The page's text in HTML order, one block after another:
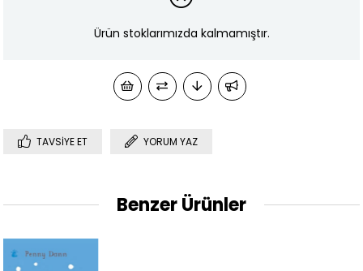
Ürün stoklarımızda kalmamıştır.
TAVSIYE ET YORUM YAZ
Benzer Ürünler